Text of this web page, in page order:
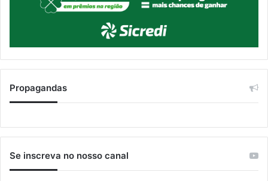
Propagandas
Se inscreva no nosso canal